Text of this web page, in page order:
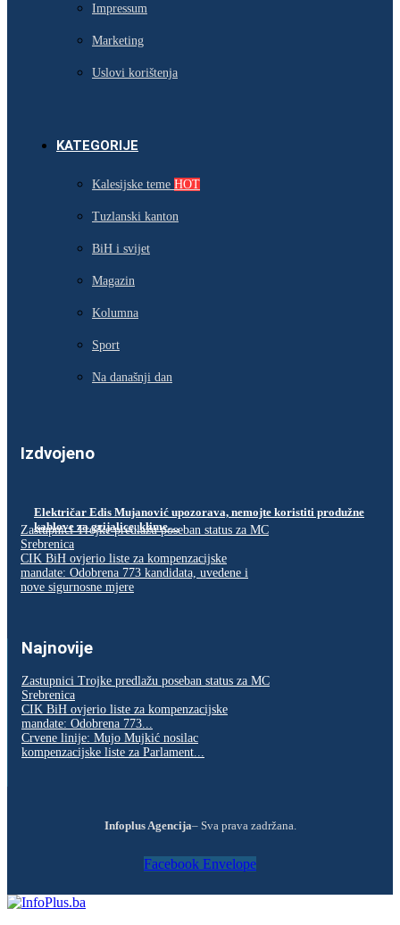
Impressum
Marketing
Uslovi korištenja
KATEGORIJE
Kalesijske teme HOT
Tuzlanski kanton
BiH i svijet
Magazin
Kolumna
Sport
Na današnji dan
Izdvojeno
Električar Edis Mujanović upozorava, nemojte koristiti produžne
kablove za grijalice, klime…
Zastupnici Trojke predlažu poseban status za MC
Srebrenica
CIK BiH ovjerio liste za kompenzacijske
mandate: Odobrena 773 kandidata, uvedene i
nove sigurnosne mjere
Najnovije
Zastupnici Trojke predlažu poseban status za MC
Srebrenica
CIK BiH ovjerio liste za kompenzacijske
mandate: Odobrena 773...
Crvene linije: Mujo Mujkić nosilac
kompenzacijske liste za Parlament...
Infoplus Agencija– Sva prava zadržana.
Facebook Envelope